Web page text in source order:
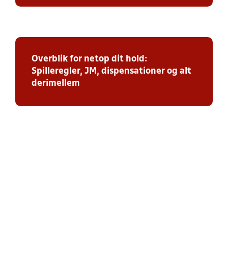
Overblik for netop dit hold:
Spilleregler, JM, dispensationer og alt
derimellem